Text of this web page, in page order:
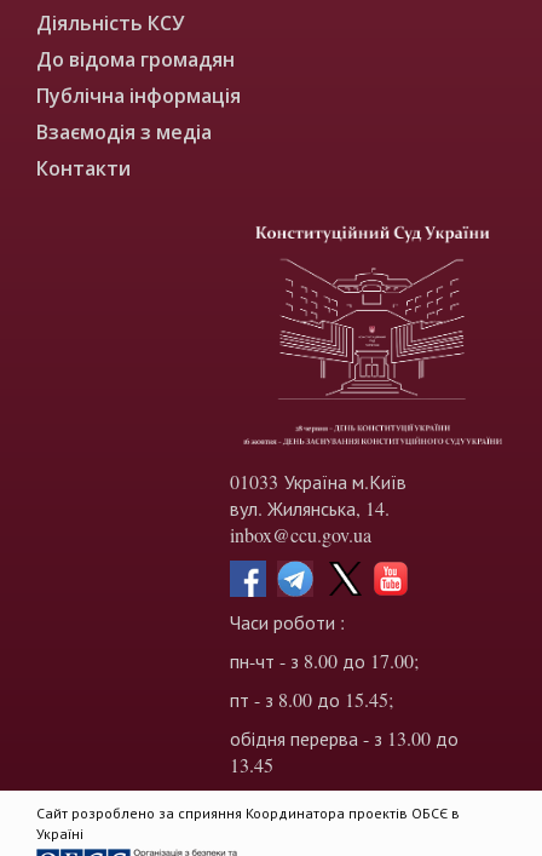
Діяльність КСУ
До відома громадян
Публічна інформація
Взаємодія з медіа
Контакти
01033 Україна м.Київ
вул. Жилянська, 14.
inbox@ccu.gov.ua
Часи роботи :
пн-чт - з 8.00 до 17.00;
пт - з 8.00 до 15.45;
обідня перерва - з 13.00 до
13.45
Сайт розроблено за сприяння Координатора проектів ОБСЄ в
Україні